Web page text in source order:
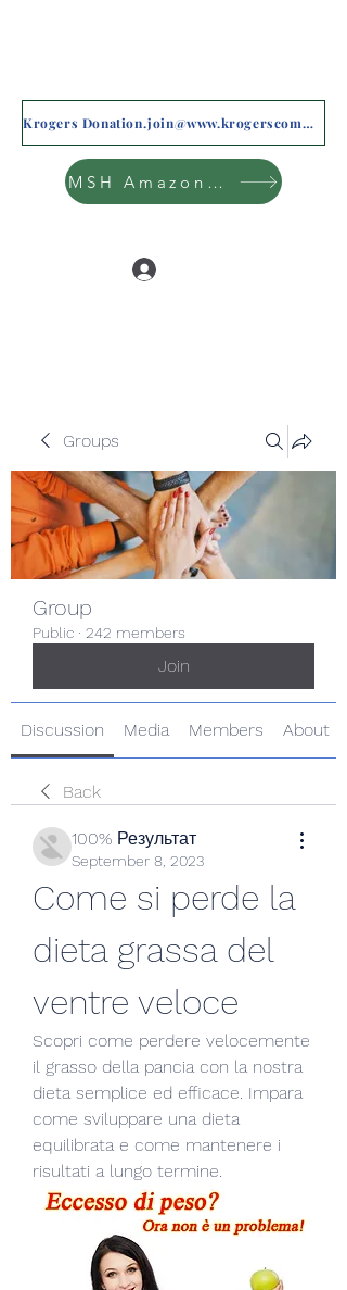
Krogers Donation.join@www.krogerscommunityrewards.com
MSH Amazon Wishlist
Groups
Group
Public · 242 members
Join
Discussion Media Members About
Back
100% Результат
September 8, 2023
Come si perde la
dieta grassa del
ventre veloce
Scopri come perdere velocemente
il grasso della pancia con la nostra
dieta semplice ed efficace. Impara
come sviluppare una dieta
equilibrata e come mantenere i
risultati a lungo termine.